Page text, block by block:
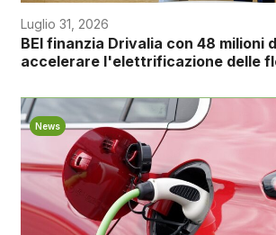
Luglio 31, 2026
BEI finanzia Drivalia con 48 milioni
accelerare l'elettrificazione delle
News